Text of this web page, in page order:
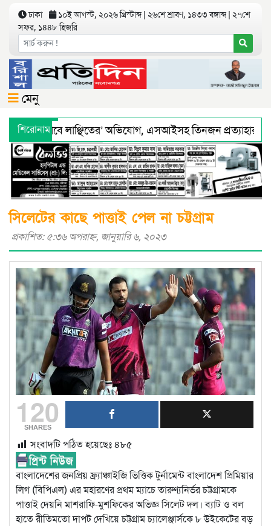
ঢাকা
১০ই আগস্ট, ২০২৬ খ্রিস্টাব্দ | ২৬শে শ্রাবণ, ১৪৩৩ বঙ্গাব্দ | ২৭শে
সফর, ১৪৪৮ হিজরি
মেনু
শিরোনাম
লাঞ্ছিতের’ অভিযোগ, এসআইসহ তিনজন প্রত্যাহার
মহাপরিচালকের হুশিয়ারী
বরিশালে শ্রমিকদের
সিলেটের কাছে পাত্তাই পেল না চট্টগ্রাম
প্রকাশিত: ৫:৩৬ অপরাহ্ণ, জানুয়ারি ৬, ২০২৩
120
SHARES
সংবাদটি পঠিত হয়েছেঃ ৪৮৫
বাংলাদেশের জনপ্রিয় ফ্র্যাঞ্চাইজি ভিত্তিক টুর্নামেন্ট বাংলাদেশ প্রিমিয়ার
লিগ (বিপিএল) এর মহারণের প্রথম ম্যাচে তারুণ্যনির্ভর চট্টগ্রামকে
পাত্তাই দেয়নি মাশরাফি-মুশফিকের অভিজ্ঞ সিলেট দল। ব্যাট ও বল
হাতে রীতিমতো দাপট দেখিয়ে চট্টগ্রাম চ্যালেঞ্জার্সকে ৮ উইকেটের বড়